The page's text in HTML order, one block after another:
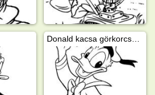
Donald kacsa görkorcsolyázik